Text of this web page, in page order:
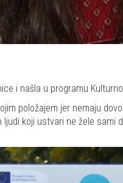
i našla u programu
položajem jer nemaju
koji ustvari ne žele sami